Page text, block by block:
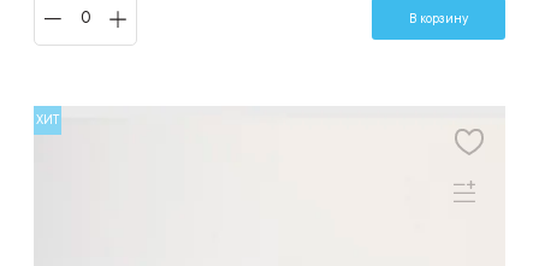
В корзину
ХИТ